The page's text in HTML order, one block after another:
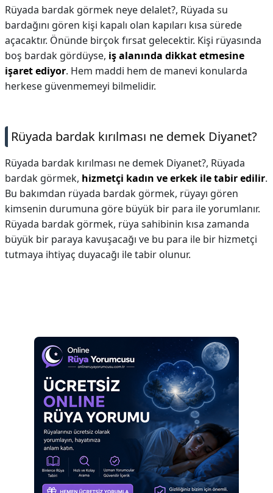
Rüyada bardak görmek neye delalet?, Rüyada su
bardağını gören kişi kapalı olan kapıları kısa sürede
açacaktır. Önünde birçok fırsat gelecektir. Kişi rüyasında
boş bardak gördüyse, iş alanında dikkat etmesine
işaret ediyor. Hem maddi hem de manevi konularda
herkese güvenmemeyi bilmelidir.
Rüyada bardak kırılması ne demek Diyanet?
Rüyada bardak kırılması ne demek Diyanet?, Rüyada
bardak görmek, hizmetçi kadın ve erkek ile tabir edilir.
Bu bakımdan rüyada bardak görmek, rüyayı gören
kimsenin durumuna göre büyük bir para ile yorumlanır.
Rüyada bardak görmek, rüya sahibinin kısa zamanda
büyük bir paraya kavuşacağı ve bu para ile bir hizmetçi
tutmaya ihtiyaç duyacağı ile tabir olunur.